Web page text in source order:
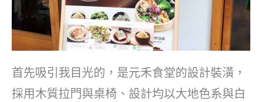
首先吸引我目光的，是元禾食堂的設計裝潢，
採用木質拉門與桌椅、設計均以大地色系與白